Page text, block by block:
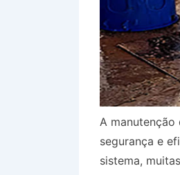
A manutenção
segurança e
sistema,